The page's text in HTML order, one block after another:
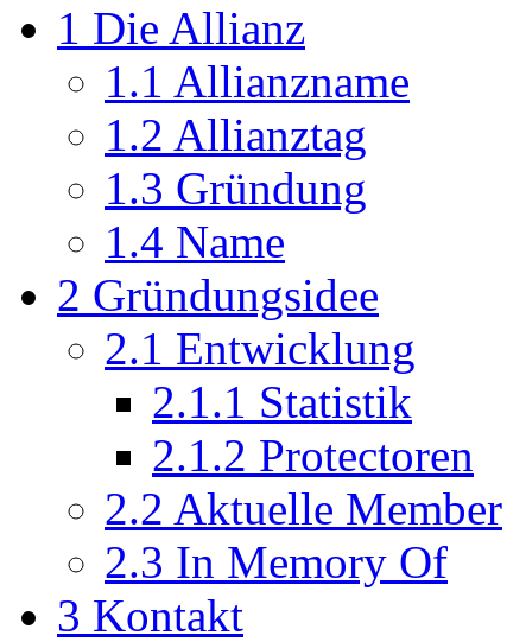
1 Die Allianz
1.1 Allianzname
1.2 Allianztag
1.3 Gründung
1.4 Name
2 Gründungsidee
2.1 Entwicklung
2.1.1 Statistik
2.1.2 Protectoren
2.2 Aktuelle Member
2.3 In Memory Of
3 Kontakt